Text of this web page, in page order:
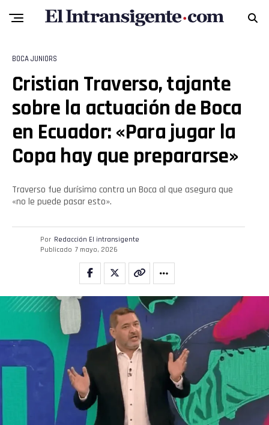
BOCA JUNIORS
Cristian Traverso, tajante
sobre la actuación de Boca
en Ecuador: «Para jugar la
Copa hay que prepararse»
Traverso fue durísimo contra un Boca al que asegura que
«no le puede pasar esto».
Por Redacción El intransigente
Publicado 7 mayo, 2026
Flipboard
Whatsapp